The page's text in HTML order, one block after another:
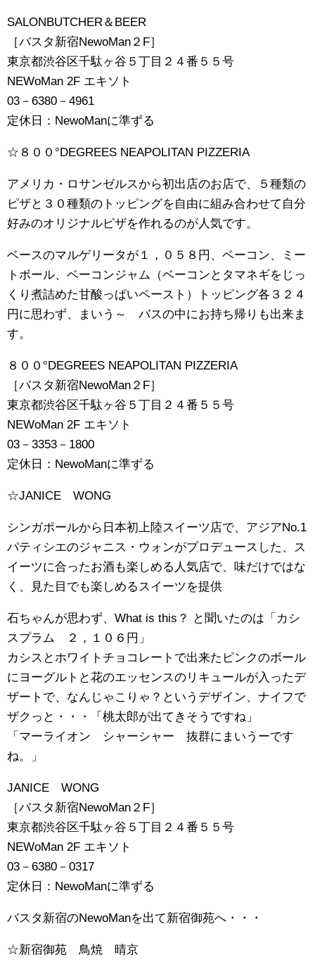
SALONBUTCHER＆BEER
［バスタ新宿NewoMan２F］
東京都渋谷区千駄ヶ谷５丁目２４番５５号
NEWoMan 2F エキソト
03－6380－4961
定休日：NewoManに準ずる
☆８００°DEGREES NEAPOLITAN PIZZERIA
アメリカ・ロサンゼルスから初出店のお店で、５種類の
ピザと３０種類のトッピングを自由に組み合わせて自分
好みのオリジナルピザを作れるのが人気です。
ベースのマルゲリータが１，０５８円、ベーコン、ミー
トボール、ベーコンジャム（ベーコンとタマネギをじっ
くり煮詰めた甘酸っぱいペースト）トッピング各３２４
円に思わず、まいう～ バスの中にお持ち帰りも出来ま
す。
８００°DEGREES NEAPOLITAN PIZZERIA
［バスタ新宿NewoMan２F］
東京都渋谷区千駄ヶ谷５丁目２４番５５号
NEWoMan 2F エキソト
03－3353－1800
定休日：NewoManに準ずる
☆JANICE WONG
シンガポールから日本初上陸スイーツ店で、アジアNo.1
パティシエのジャニス・ウォンがプロデュースした、ス
イーツに合ったお酒も楽しめる人気店で、味だけではな
く、見た目でも楽しめるスイーツを提供
石ちゃんが思わず、What is this？ と聞いたのは「カシ
スプラム ２，１０６円」
カシスとホワイトチョコレートで出来たピンクのボール
にヨーグルトと花のエッセンスのリキュールが入ったデ
ザートで、なんじゃこりゃ？というデザイン、ナイフで
ザクっと・・・「桃太郎が出てきそうですね」
「マーライオン シャーシャー 抜群にまいうーです
ね。」
JANICE WONG
［バスタ新宿NewoMan２F］
東京都渋谷区千駄ヶ谷５丁目２４番５５号
NEWoMan 2F エキソト
03－6380－0317
定休日：NewoManに準ずる
バスタ新宿のNewoManを出て新宿御苑へ・・・
☆新宿御苑 鳥焼 晴京